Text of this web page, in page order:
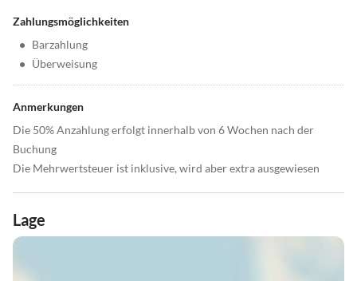
Zahlungsmöglichkeiten
• Barzahlung
• Überweisung
Anmerkungen
Die 50% Anzahlung erfolgt innerhalb von 6 Wochen nach der
Buchung
Die Mehrwertsteuer ist inklusive, wird aber extra ausgewiesen
Lage